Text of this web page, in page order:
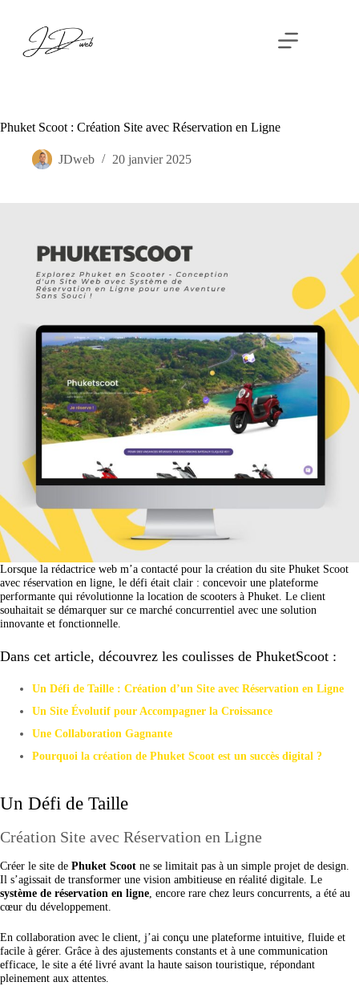
Phuket Scoot : Création Site avec Réservation en Ligne
JDweb 20 janvier 2025
Lorsque la rédactrice web m’a contacté pour la création du site Phuket Scoot
avec réservation en ligne, le défi était clair : concevoir une plateforme
performante qui révolutionne la location de scooters à Phuket. Le client
souhaitait se démarquer sur ce marché concurrentiel avec une solution
innovante et fonctionnelle.
Dans cet article, découvrez les coulisses de PhuketScoot :
Un Défi de Taille : Création d’un Site avec Réservation en Ligne
Un Site Évolutif pour Accompagner la Croissance
Une Collaboration Gagnante
Pourquoi la création de Phuket Scoot est un succès digital ?
Un Défi de Taille
Création Site avec Réservation en Ligne
Créer le site de Phuket Scoot ne se limitait pas à un simple projet de design.
Il s’agissait de transformer une vision ambitieuse en réalité digitale. Le
système de réservation en ligne , encore rare chez leurs concurrents, a été au
cœur du développement.
En collaboration avec le client, j’ai conçu une plateforme intuitive, fluide et
facile à gérer. Grâce à des ajustements constants et à une communication
efficace, le site a été livré avant la haute saison touristique, répondant
pleinement aux attentes.